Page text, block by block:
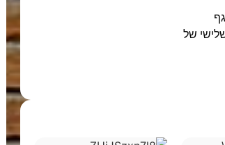
בעשור השלישי של